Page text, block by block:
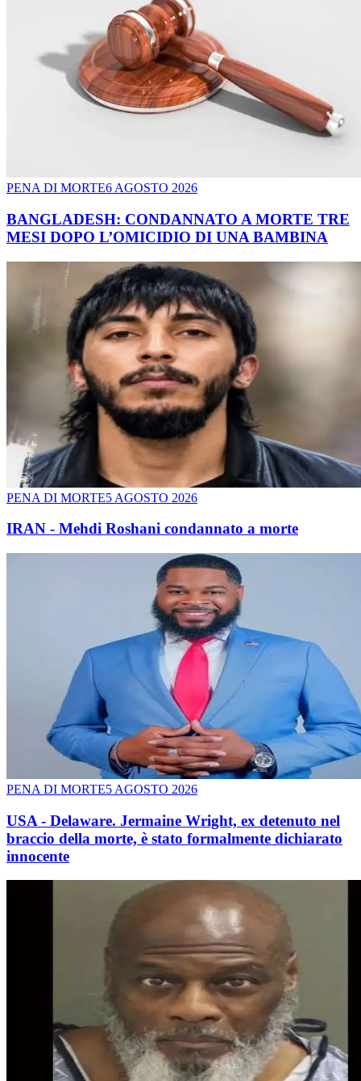
PENA DI MORTE6 AGOSTO 2026
BANGLADESH: CONDANNATO A MORTE TRE
MESI DOPO L’OMICIDIO DI UNA BAMBINA
PENA DI MORTE5 AGOSTO 2026
IRAN - Mehdi Roshani condannato a morte
PENA DI MORTE5 AGOSTO 2026
USA - Delaware. Jermaine Wright, ex detenuto nel
braccio della morte, è stato formalmente dichiarato
innocente